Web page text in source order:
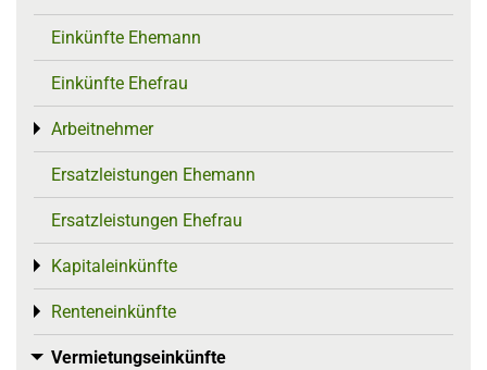
Einkünfte Ehemann
Einkünfte Ehefrau
Arbeitnehmer
Toggle menu
Ersatzleistungen Ehemann
Ersatzleistungen Ehefrau
Kapitaleinkünfte
Toggle menu
Renteneinkünfte
Toggle menu
Vermietungseinkünfte
Toggle menu